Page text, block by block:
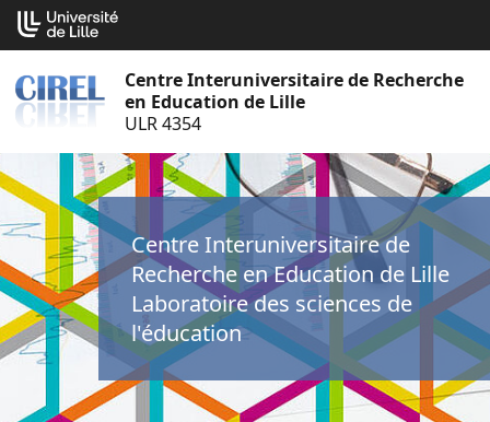
Aller
au
Centre Interuniversitaire de Recherche
en Education de Lille
ULR 4354
Centre Interuniversitaire de
Recherche en Education de Lille
Laboratoire des sciences de
l'éducation
Cookies management panel